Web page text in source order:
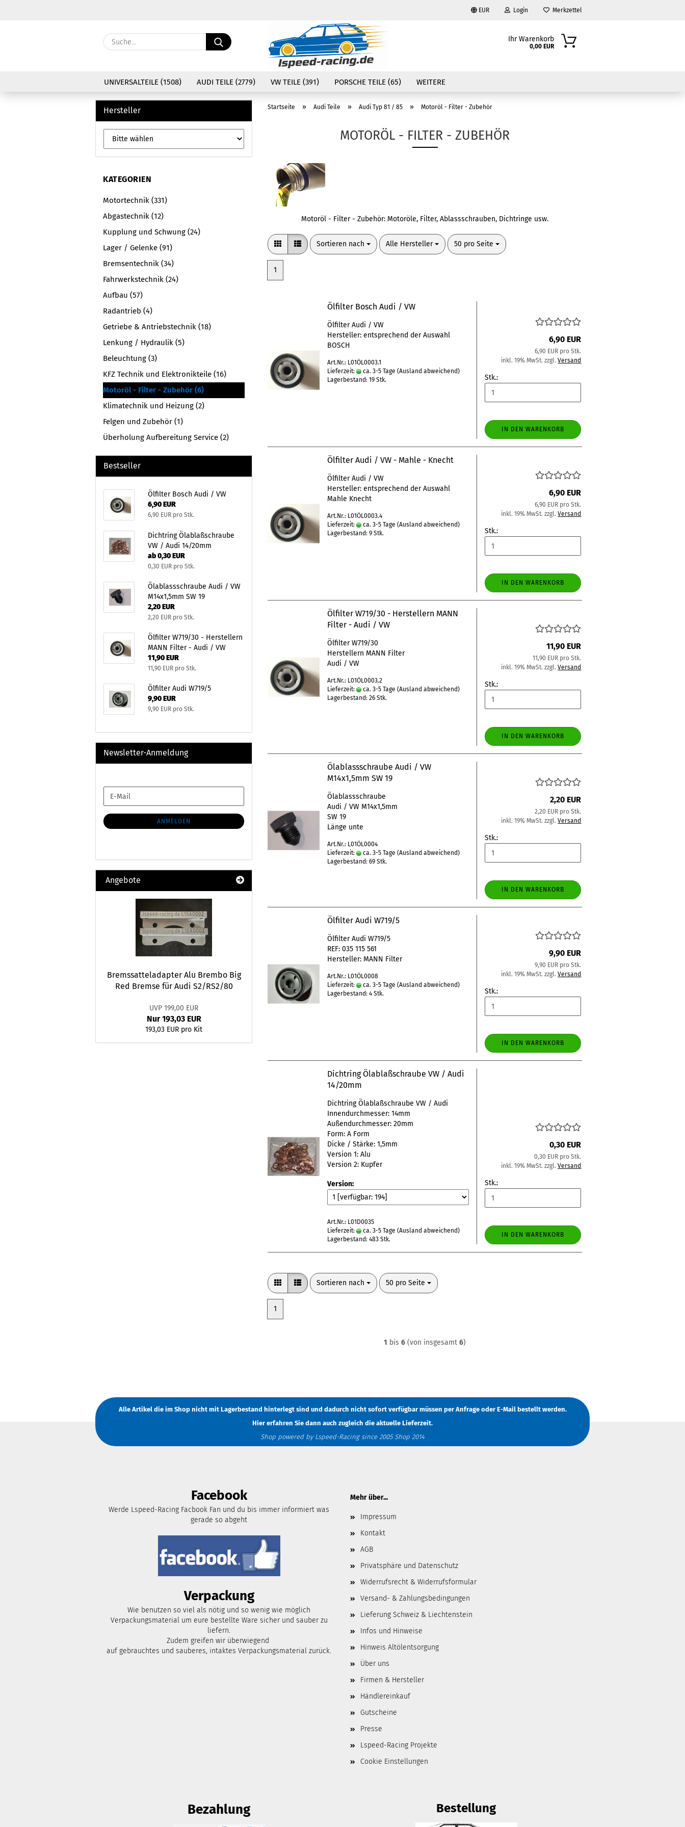
EUR
Währung auswählen
Login Merkzettel
Suche... Ihr Warenkorb
0,00 EUR
UNIVERSALTEILE (1508) AUDI TEILE (2779) VW TEILE (391) PORSCHE TEILE (65) WEITERE
Startseite » Audi Teile » Audi Typ 81 / 85 » Motoröl - Filter - Zubehör
MOTORÖL - FILTER - ZUBEHÖR
Motoröl - Filter - Zubehör: Motoröle, Filter, Ablassschrauben, Dichtringe usw.
Sortieren nach
Sortieren nach Alle Hersteller
pro Seite 50 pro Seite
pro Seite
1
Ölfilter Bosch Audi / VW
Ölfilter Audi / VW
Hersteller: entsprechend der Auswahl
BOSCH
Art.Nr.: L01ÖL0003.1
Lieferzeit:
ca. 3-5 Tage (Ausland abweichend)
Lagerbestand: 19 Stk.
6,90 EUR
6,90 EUR pro Stk.
inkl. 19% MwSt. zzgl.Versand
Stk.:
IN DEN WARENKORB
Ölfilter Audi / VW - Mahle - Knecht
Ölfilter Audi / VW
Hersteller: entsprechend der Auswahl
Mahle Knecht
Art.Nr.: L01ÖL0003.4
Lieferzeit:
ca. 3-5 Tage (Ausland abweichend)
Lagerbestand: 9 Stk.
6,90 EUR
6,90 EUR pro Stk.
inkl. 19% MwSt. zzgl.Versand
Stk.:
IN DEN WARENKORB
Ölfilter W719/30 - Herstellern MANN
Filter - Audi / VW
Ölfilter W719/30
Herstellern MANN Filter
Audi / VW
Art.Nr.: L01ÖL0003.2
Lieferzeit:
ca. 3-5 Tage (Ausland abweichend)
Lagerbestand: 26 Stk.
11,90 EUR
11,90 EUR pro Stk.
inkl. 19% MwSt. zzgl.Versand
Stk.:
IN DEN WARENKORB
Ölablassschraube Audi / VW
M14x1,5mm SW 19
Ölablassschraube
Audi / VW M14x1,5mm
SW 19
Länge unte
Art.Nr.: L01ÖL0004
Lieferzeit:
ca. 3-5 Tage (Ausland abweichend)
Lagerbestand: 69 Stk.
2,20 EUR
2,20 EUR pro Stk.
inkl. 19% MwSt. zzgl.Versand
Stk.:
IN DEN WARENKORB
Ölfilter Audi W719/5
Ölfilter Audi W719/5
REF: 035 115 561
Hersteller: MANN Filter
Art.Nr.: L01ÖL0008
Lieferzeit:
ca. 3-5 Tage (Ausland abweichend)
Lagerbestand: 4 Stk.
9,90 EUR
9,90 EUR pro Stk.
inkl. 19% MwSt. zzgl.Versand
Stk.:
IN DEN WARENKORB
Dichtring Ölablaßschraube VW / Audi
14/20mm
Dichtring Ölablaßschraube VW / Audi
Innendurchmesser: 14mm
Außendurchmesser: 20mm
Form: A Form
Dicke / Stärke: 1,5mm
Version 1: Alu
Version 2: Kupfer
Version:
Art.Nr.: L01D0035
Lieferzeit:
ca. 3-5 Tage (Ausland abweichend)
Lagerbestand: 483 Stk.
0,30 EUR
0,30 EUR pro Stk.
inkl. 19% MwSt. zzgl.Versand
Stk.:
IN DEN WARENKORB
Sortieren nach
Sortieren nach 50 pro Seite
pro Seite
1
1 bis6 (von insgesamt6)
Hersteller
KATEGORIEN
Motortechnik (331)
Abgastechnik (12)
Kupplung und Schwung (24)
Lager / Gelenke (91)
Bremsentechnik (34)
Fahrwerkstechnik (24)
Aufbau (57)
Radantrieb (4)
Getriebe & Antriebstechnik (18)
Lenkung / Hydraulik (5)
Beleuchtung (3)
KFZ Technik und Elektronikteile (16)
Motoröl - Filter - Zubehör (6)
Klimatechnik und Heizung (2)
Felgen und Zubehör (1)
Überholung Aufbereitung Service (2)
Bestseller
Ölfilter Bosch Audi / VW
6,90 EUR
6,90 EUR pro Stk.
Dichtring Ölablaßschraube
VW / Audi 14/20mm
ab 0,30 EUR
0,30 EUR pro Stk.
Ölablassschraube Audi / VW
M14x1,5mm SW 19
2,20 EUR
2,20 EUR pro Stk.
Ölfilter W719/30 - Herstellern
MANN Filter - Audi / VW
11,90 EUR
11,90 EUR pro Stk.
Ölfilter Audi W719/5
9,90 EUR
9,90 EUR pro Stk.
Newsletter-Anmeldung
ZUR
ANMELDUNG
E-
Mail
ANMELDEN
Angebote
Bremssatteladapter Alu Brembo Big
Red Bremse für Audi S2/RS2/80
UVP 199,00 EUR
Nur 193,03 EUR
193,03 EUR pro Kit
Alle Artikel die im Shop nicht mit Lagerbestand hinterlegt sind und dadurch nicht sofort verfügbar müssen per AnfrageoderE-Mailbestellt werden.
Hier erfahren Sie dann auch zugleich die aktuelle Lieferzeit.
Shop powered by Lspeed-Racing since 2005 Shop 2014
Facebook
Werde Lspeed-Racing Facbook Fan und du bis immer informiert was
gerade so abgeht
Verpackung
Wie benutzen so viel als nötig und so wenig wie möglich
Verpackungsmaterial um eure bestellte Ware sicher und sauber zu
liefern.
Zudem greifen wir überwiegend
auf gebrauchtes und sauberes, intaktes Verpackungsmaterial zurück.
Mehr über...
Impressum
Kontakt
AGB
Privatsphäre und Datenschutz
Widerrufsrecht & Widerrufsformular
Versand- & Zahlungsbedingungen
Lieferung Schweiz & Liechtenstein
Infos und Hinweise
Hinweis Altölentsorgung
Über uns
Firmen & Hersteller
Händlereinkauf
Gutscheine
Presse
Lspeed-Racing Projekte
Cookie Einstellungen
Bezahlung Bestellung